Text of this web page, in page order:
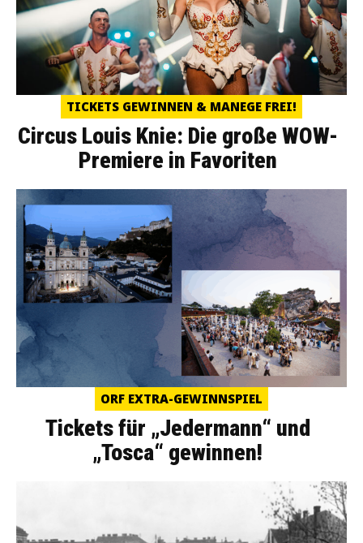
TICKETS GEWINNEN & MANEGE FREI!
Circus Louis Knie: Die große WOW-
Premiere in Favoriten
ORF EXTRA-GEWINNSPIEL
Tickets für „Jedermann“ und
„Tosca“ gewinnen!